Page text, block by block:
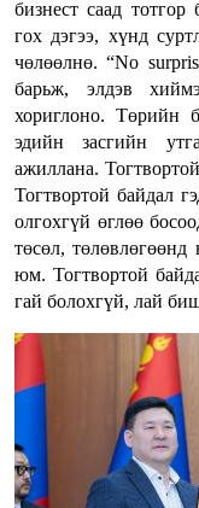
бизнест саад
гох дэгээ, хүнд
чөлөөлнө. “No
барьж, элдэв
хориглоно.
эдийн засгийн
ажиллана.
Тогтвортой байдал
олгохгүй өглөө
төсөл, төлөвлөгөөнд
юм. Тогтвортой
гай болохгүй, лай